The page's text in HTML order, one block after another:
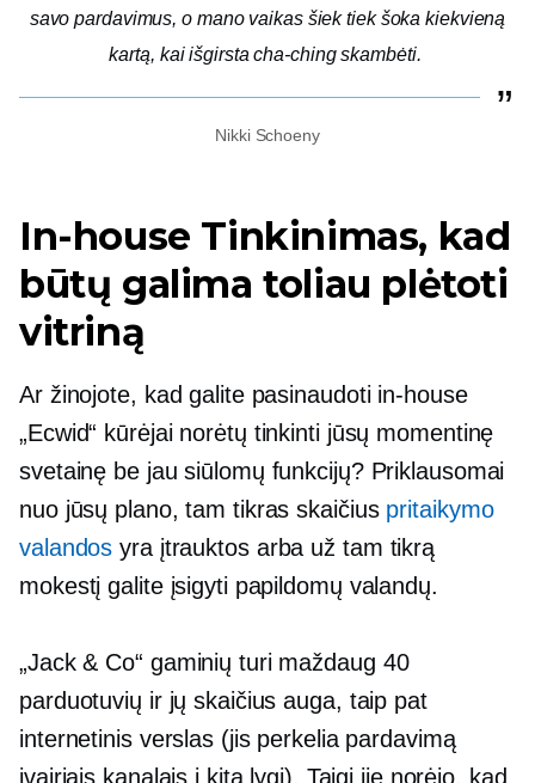
savo pardavimus, o mano vaikas šiek tiek šoka kiekvieną
kartą, kai išgirstacha-chingskambėti.
Nikki Schoeny
In-house Tinkinimas, kad
būtų galima toliau plėtoti
vitriną
Ar žinojote, kad galite pasinaudoti in-house
„Ecwid“ kūrėjai norėtų tinkinti jūsų momentinę
svetainę be jau siūlomų funkcijų? Priklausomai
nuo jūsų plano, tam tikras skaičius pritaikymo
valandos yra įtrauktos arba už tam tikrą
mokestį galite įsigyti papildomų valandų.
„Jack & Co“ gaminių turi maždaug 40
parduotuvių ir jų skaičius auga, taip pat
internetinis verslas (jis perkelia pardavimą
įvairiais kanalais į kitą lygį). Taigi jie norėjo, kad